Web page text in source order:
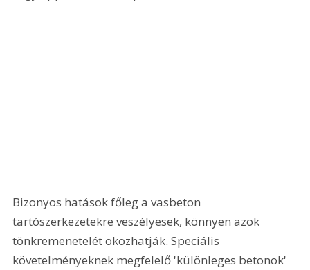
Bizonyos hatások főleg a vasbeton
tartószerkezetekre veszélyesek, könnyen azok
tönkremenetelét okozhatják. Speciális
követelményeknek megfelelő 'különleges betonok'